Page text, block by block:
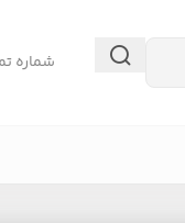
شماره